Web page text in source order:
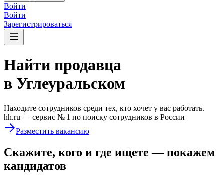
Войти
Войти
Зарегистрироваться
Найти продавца
в Углеуральском
Находите сотрудников среди тех, кто хочет у вас работать.
hh.ru — сервис № 1 по поиску сотрудников в России
Разместить вакансию
Скажите, кого и где ищете — покажем
кандидатов